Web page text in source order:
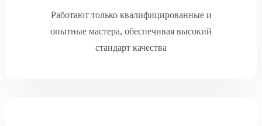
Работают только квалифицированные и
опытные мастера, обеспечивая высокий
стандарт качества